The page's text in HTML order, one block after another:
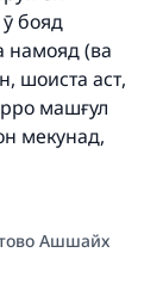
бояд
намояд (ва
шоиста аст,
машғул
мекунад,
Ашшайх
of lives
what is
who